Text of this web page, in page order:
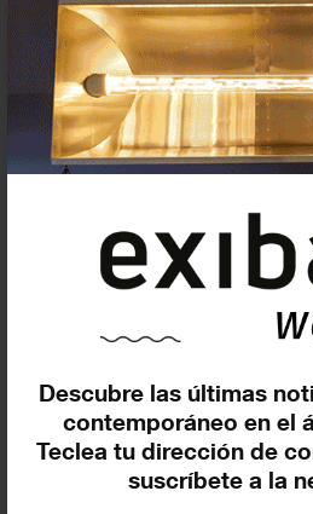
Descubre las últimas
contemporáneo en el
Teclea tu dirección de
suscríbete a la
Insertar
Insertar
Exposiciones,